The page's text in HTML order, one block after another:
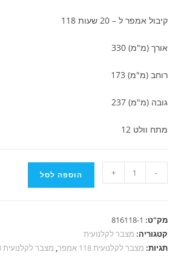
קיבול אמפר ל – 20 שעות 118
אורך (מ"מ) 330
רוחב (מ"מ) 173
גובה (מ"מ) 237
מתח וולט 12
של
118
אמפר
-
+ הוספה לסל
מק"ט: 816118-1
קטגוריה: מצבר לקלנועית
תגיות: מצבר לקלנועית 118 אמפר , מצבר לקלנועית 118 אמפר שנפ